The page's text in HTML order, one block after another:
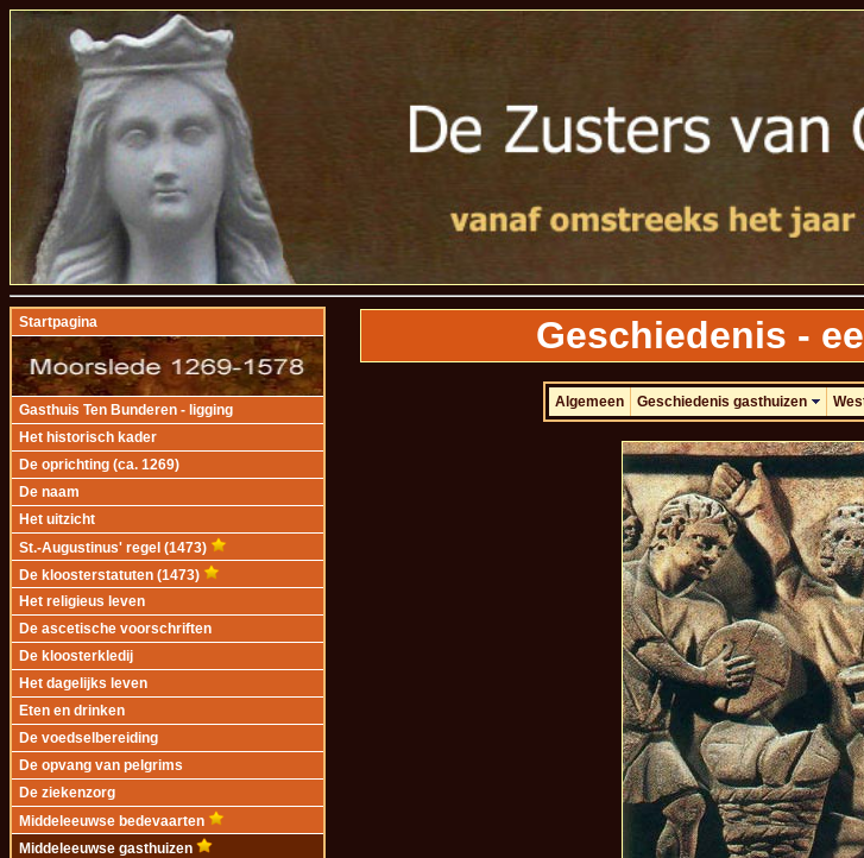
Startpagina
Gasthuis Ten Bunderen - ligging
Het historisch kader
De oprichting (ca. 1269)
De naam
Het uitzicht
St.-Augustinus' regel (1473)
De kloosterstatuten (1473)
Het religieus leven
De ascetische voorschriften
De kloosterkledij
Het dagelijks leven
Eten en drinken
De voedselbereiding
De opvang van pelgrims
De ziekenzorg
Middeleeuwse bedevaarten
Middeleeuwse gasthuizen
Geschiedenis -
Algemeen Geschiedenis gasthuizen